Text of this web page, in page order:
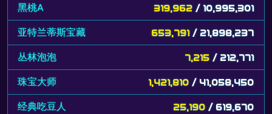
黑桃A 319,962 / 10,995,301
亚特兰蒂斯宝藏 653,791 / 21,898,237
丛林泡泡 7,215 / 212,771
珠宝大师 1,421,810 / 41,058,450
经典吃豆人 25,190 / 619,670